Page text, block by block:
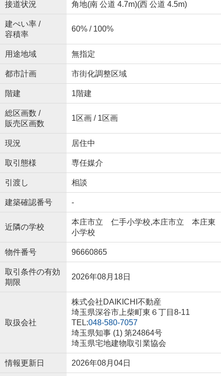
接道状況 角地(南 公道 4.7m)(西 公道 4.5m)
建ぺい率 /
容積率
60% / 100%
用途地域 無指定
都市計画 市街化調整区域
階建 1階建
総区画数 /
販売区画数
1区画 / 1区画
現況 居住中
取引態様 専任媒介
引渡し 相談
建築確認番号 -
近隣の学校
本庄市立 仁手小学校,本庄市立 本庄東
小学校
物件番号 96660865
取引条件の有効
期限
2026年08月18日
取扱会社
株式会社DAIKICHI不動産
埼玉県深谷市上柴町東６丁目8-11
TEL:048-580-7057
埼玉県知事 (1) 第24864号
埼玉県宅地建物取引業協会
情報更新日 2026年08月04日